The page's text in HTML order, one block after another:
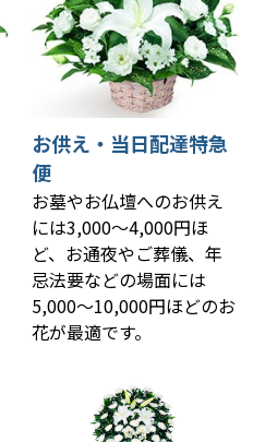
お供え・当日配達特急
便
お墓やお仏壇へのお供え
には3,000～4,000円ほ
ど、お通夜やご葬儀、年
忌法要などの場面には
5,000～10,000円ほどのお
花が最適です。